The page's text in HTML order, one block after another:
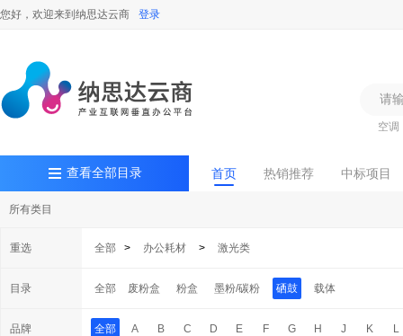
您好，欢迎来到纳思达云商 登录
空调
查看全部目录 首页 热销推荐 中标项目
所有类目
重选 全部 > 办公耗材 > 激光类
目录 废粉盒 粉盒
全部 墨粉/碳粉 硒鼓 载体
品牌 全部 A B C D E F G H J K L